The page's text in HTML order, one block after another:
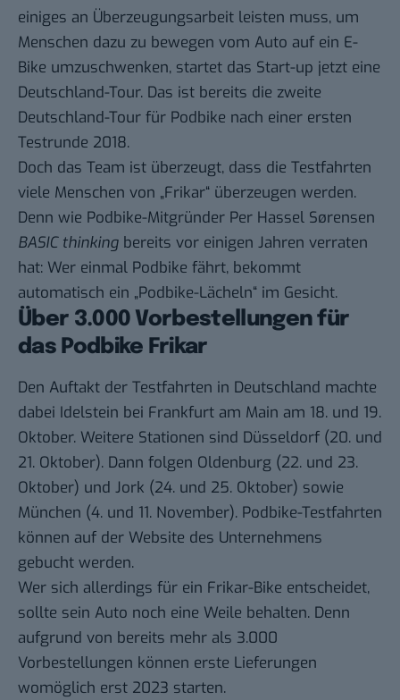
einiges an Überzeugungsarbeit leisten muss, um
Menschen dazu zu bewegen vom Auto auf ein E-
Bike umzuschwenken, startet das Start-up jetzt eine
Deutschland-Tour. Das ist bereits die zweite
Deutschland-Tour für Podbike nach einer ersten
Testrunde 2018.
Doch das Team ist überzeugt, dass die Testfahrten
viele Menschen von „Frikar“ überzeugen werden.
Denn wie Podbike-Mitgründer Per Hassel Sørensen
BASIC thinking bereits vor einigen Jahren verraten
hat: Wer einmal Podbike fährt, bekommt
automatisch ein „Podbike-Lächeln“ im Gesicht.
Über 3.000 Vorbestellungen für
das Podbike Frikar
Den Auftakt der Testfahrten in Deutschland machte
dabei Idelstein bei Frankfurt am Main am 18. und 19.
Oktober. Weitere Stationen sind Düsseldorf (20. und
21. Oktober). Dann folgen Oldenburg (22. und 23.
Oktober) und Jork (24. und 25. Oktober) sowie
München (4. und 11. November). Podbike-Testfahrten
können auf der Website des Unternehmens
gebucht werden.
Wer sich allerdings für ein Frikar-Bike entscheidet,
sollte sein Auto noch eine Weile behalten. Denn
aufgrund von bereits mehr als 3.000
Vorbestellungen können erste Lieferungen
womöglich erst 2023 starten.